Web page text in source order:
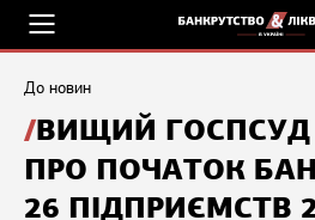
До новин
ВИЩИЙ
ПРО ПОЧАТОК
26 ПІДПРИЄМСТВ